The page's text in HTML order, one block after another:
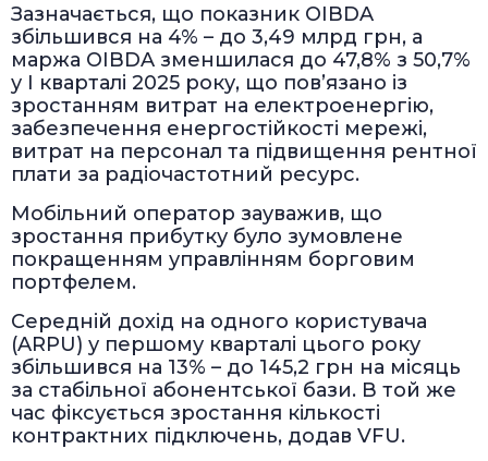
Зазначається, що показник OIBDA
збільшився на 4% – до 3,49 млрд грн, а
маржа OIBDA зменшилася до 47,8% з 50,7%
у І кварталі 2025 року, що пов’язано із
зростанням витрат на електроенергію,
забезпечення енергостійкості мережі,
витрат на персонал та підвищення рентної
плати за радіочастотний ресурс.
Мобільний оператор зауважив, що
зростання прибутку було зумовлене
покращенням управлінням борговим
портфелем.
Середній дохід на одного користувача
(ARPU) у першому кварталі цього року
збільшився на 13% – до 145,2 грн на місяць
за стабільної абонентської бази. В той же
час фіксується зростання кількості
контрактних підключень, додав VFU.